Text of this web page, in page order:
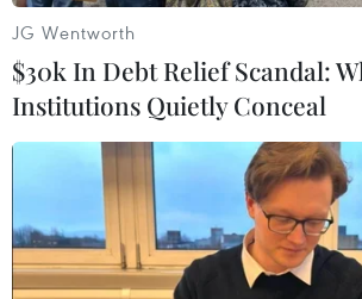
Thủ tướng Phạm Minh Chính và Chủ tịch
Châu Á Masatsugu Asakawa tham dự
quan hệ đối tác Việt Nam và Ngân hàng
(Ảnh: Dương Giang/
JG Wentworth
$30k In Debt Relief Scandal:
Institutions Quietly Conceal